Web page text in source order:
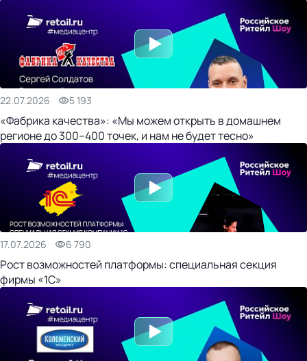
22.07.2026 5 193
«Фабрика качества»: «Мы можем открыть в домашнем
регионе до 300–400 точек, и нам не будет тесно»
17.07.2026 6 790
Рост возможностей платформы: специальная секция
фирмы «1С»